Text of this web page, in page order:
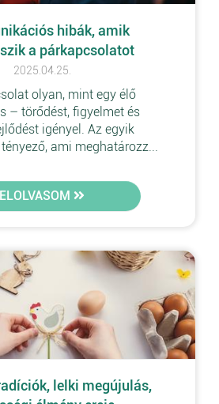
hibák, amik
a párkapcsolatot
2025.04.25.
olyan, mint egy élő
– törődést, figyelmet és
igényel. Az egyik
ami meghatározz...
ELOLVASOM
lelki megújulás,